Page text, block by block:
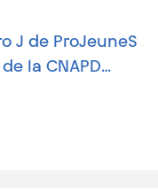
J de ProJeuneS
la CNAPD…